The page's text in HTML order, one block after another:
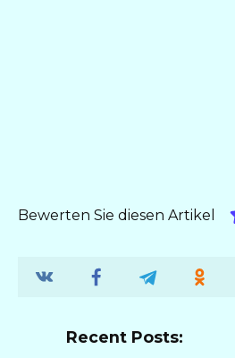
Bewerten Sie diesen Artikel
Recent Posts: